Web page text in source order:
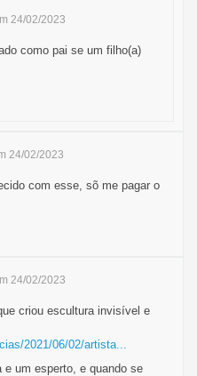
24/02/2023
como pai se um filho(a)
24/02/2023
com esse, sõ me pagar o
24/02/2023
criou escultura invisível e
2021/06/02/artista...
um esperto, e quando se